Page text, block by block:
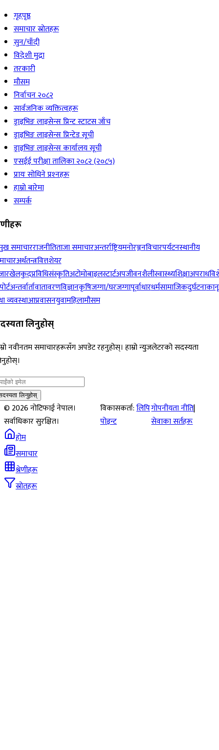
गृहपृष्ठ
समाचार स्रोतहरू
सुन/चाँदी
विदेशी मुद्रा
तरकारी
मौसम
निर्वाचन २०८२
सार्वजनिक व्यक्तित्वहरू
ड्राइभिङ लाइसेन्स प्रिन्ट स्टाटस जाँच
ड्राइभिङ लाइसेन्स प्रिन्टेड सूची
ड्राइभिङ लाइसेन्स कार्यालय सूची
एसईई परीक्षा तालिका २०८२ (२०८५)
प्रायः सोधिने प्रश्‍नहरू
हाम्रो बारेमा
सम्पर्क
समाचारराजनीतिताजा समाचारअन्तर्राष्ट्रियमनोरञ्जनविचारपर्यटनस्थानीय
अर्थतन्त्रवित्तशेयर
खेलकुदप्रविधिसंस्कृतिअटोमोबाइलस्टार्टअपजीवनशैलीस्वास्थ्यशिक्षाअपराध
अन्तर्वार्तावातावरणविज्ञानकृषिजग्गा/घरजग्गापूर्वाधारधर्मसामाजिकदुर्घटना
व्यवस्थाआप्रवासनयुवामहिलामौसम
लिनुहोस्
नवीनतम समाचारहरूसँग अपडेट रहनुहोस्। हाम्रो न्युजलेटरको सदस्यता
लिनुहोस्
©2026नोटिफाई नेपाल।
सर्वाधिकार सुरक्षित।
विकासकर्ता:लिपि
पोइन्ट
गोपनीयता नीति|
सेवाका सर्तहरू
होम
समाचार
श्रेणीहरू
स्रोतहरू